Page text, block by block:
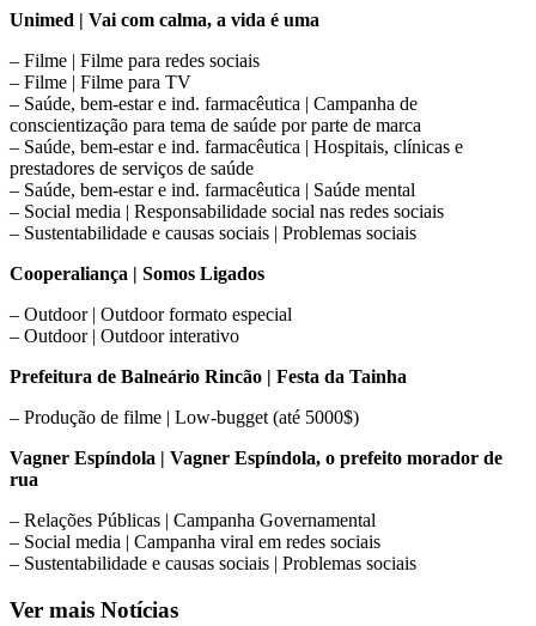
Unimed | Vai com calma, a vida é uma
– Filme | Filme para redes sociais
– Filme | Filme para TV
– Saúde, bem-estar e ind. farmacêutica | Campanha de
conscientização para tema de saúde por parte de marca
– Saúde, bem-estar e ind. farmacêutica | Hospitais, clínicas e
prestadores de serviços de saúde
– Saúde, bem-estar e ind. farmacêutica | Saúde mental
– Social media | Responsabilidade social nas redes sociais
– Sustentabilidade e causas sociais | Problemas sociais
Cooperaliança | Somos Ligados
– Outdoor | Outdoor formato especial
– Outdoor | Outdoor interativo
Prefeitura de Balneário Rincão | Festa da Tainha
– Produção de filme | Low-bugget (até 5000$)
Vagner Espíndola | Vagner Espíndola, o prefeito morador de
rua
– Relações Públicas | Campanha Governamental
– Social media | Campanha viral em redes sociais
– Sustentabilidade e causas sociais | Problemas sociais
Ver mais Notícias